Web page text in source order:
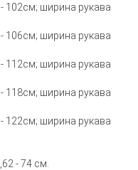
102см; ширина рукава
106см; ширина рукава
112см; ширина рукава
118см; ширина рукава
122см; ширина рукава
- 74 см.